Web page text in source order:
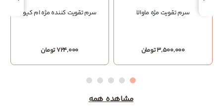
سرم تقویت مژه ماوالا
3,500,000 تومان
سرم تقویت کننده مژه ام کیو
724,000 تومان
مشاهده همه